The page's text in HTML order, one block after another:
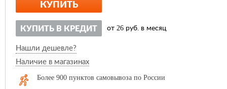
КУПИТЬ
КУПИТЬ В КРЕДИТ от 26 руб. в месяц
Нашли дешевле?
Наличие в магазинах
Более 900 пунктов самовывоза по России